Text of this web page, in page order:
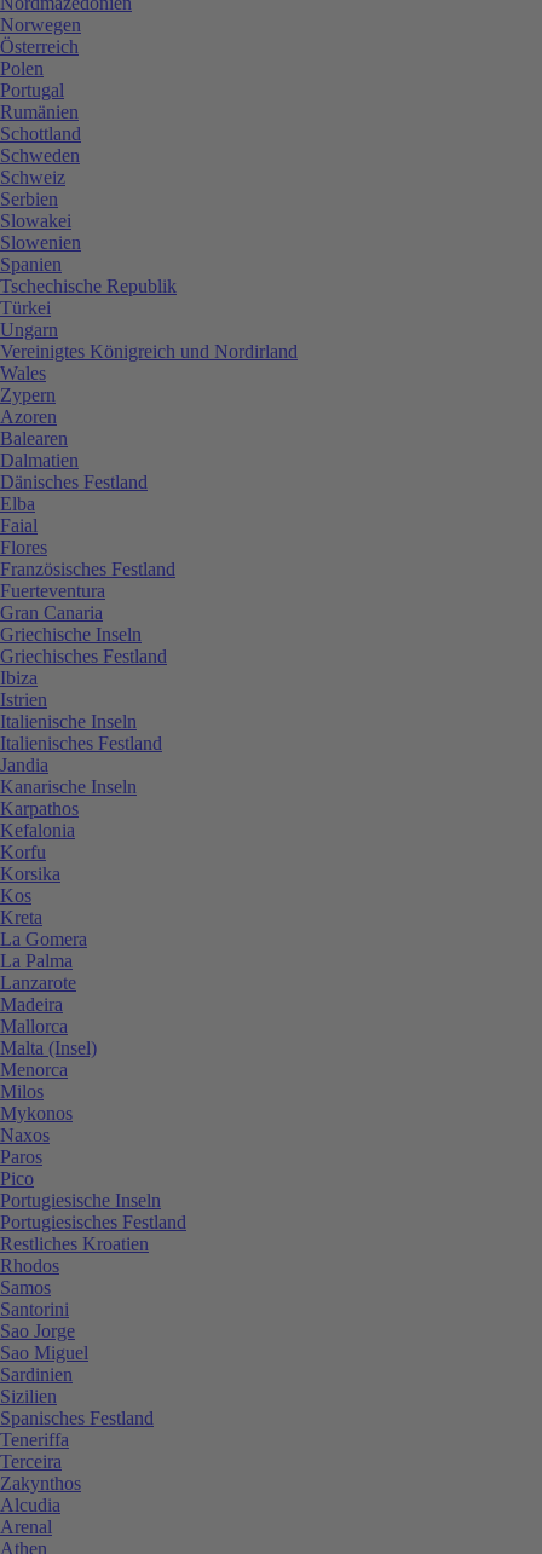
Norwegen
Österreich
Polen
Portugal
Rumänien
Schottland
Schweden
Schweiz
Serbien
Slowakei
Slowenien
Spanien
Tschechische Republik
Türkei
Ungarn
Vereinigtes Königreich und Nordirland
Wales
Zypern
Azoren
Balearen
Dalmatien
Dänisches Festland
Elba
Faial
Flores
Französisches Festland
Fuerteventura
Gran Canaria
Griechische Inseln
Griechisches Festland
Ibiza
Istrien
Italienische Inseln
Italienisches Festland
Jandia
Kanarische Inseln
Karpathos
Kefalonia
Korfu
Korsika
Kos
Kreta
La Gomera
La Palma
Lanzarote
Madeira
Mallorca
Malta (Insel)
Menorca
Milos
Mykonos
Naxos
Paros
Pico
Portugiesische Inseln
Portugiesisches Festland
Restliches Kroatien
Rhodos
Samos
Santorini
Sao Jorge
Sao Miguel
Sardinien
Sizilien
Spanisches Festland
Teneriffa
Terceira
Zakynthos
Alcudia
Arenal
Athen